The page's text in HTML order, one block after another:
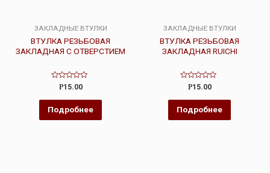
ЗАКЛАДНЫЕ ВТУЛКИ
ВТУЛКА РЕЗЬБОВАЯ
ЗАКЛАДНАЯ С ОТВЕРСТИЕМ
Оценка
из
Р15.00
Подробнее
ЗАКЛАДНЫЕ ВТУЛКИ
ВТУЛКА РЕЗЬБОВАЯ
ЗАКЛАДНАЯ RUICHI
Оценка
из
Р15.00
Подробнее